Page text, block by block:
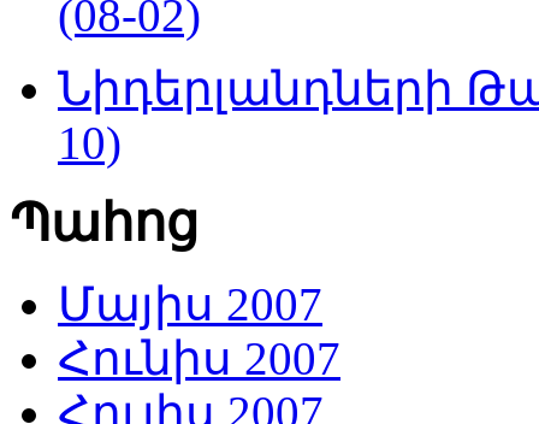
(08-02)
Նիդերլանդների
10)
Պահոց
Մայիս 2007
Հունիս 2007
Հուլիս 2007